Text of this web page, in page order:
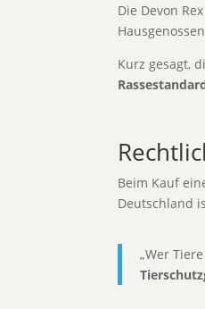
Die Devon
Kurz gesagt,
Beim Kauf
Deutschland
„Wer